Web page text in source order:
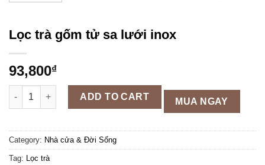
Lọc trà gốm tử sa lưới inox
93,800₫
Lọc trà gốm tử sa lưới inox quantity
ADD TO CART MUA NGAY
Category: Nhà cửa & Đời Sống
Tag: Lọc trà